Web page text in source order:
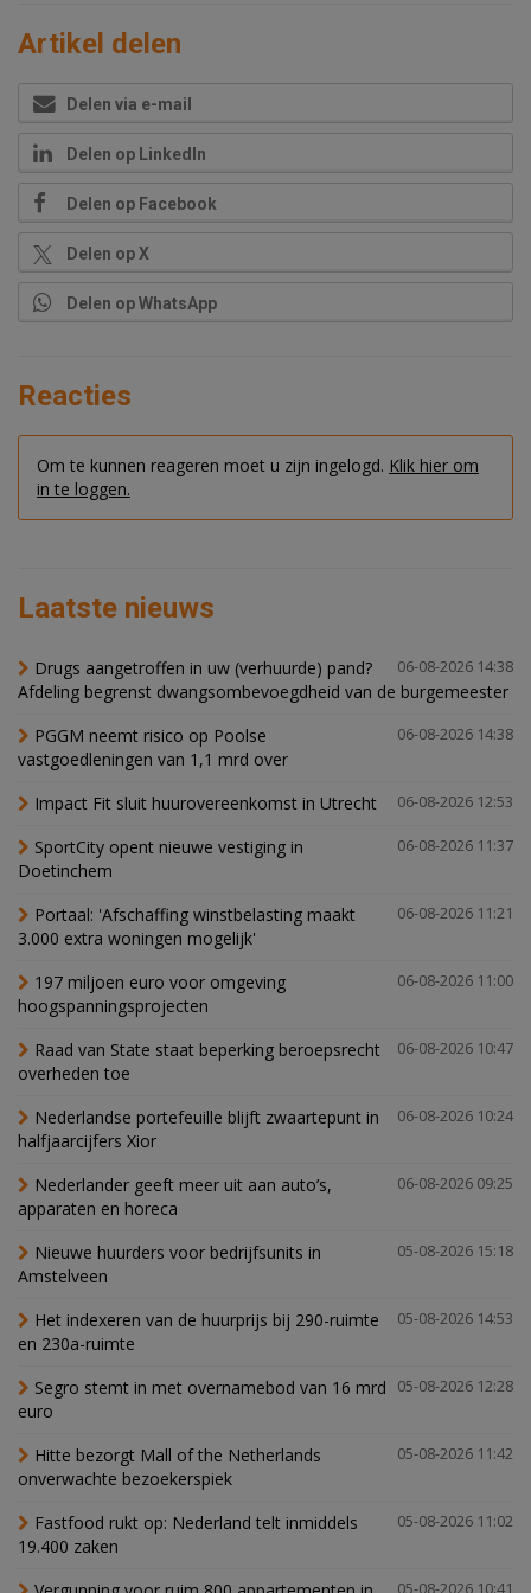
Artikel delen
Delen via e-mail
Delen op LinkedIn
Delen op Facebook
Delen op X
Delen op WhatsApp
Reacties
Om te kunnen reageren moet u zijn ingelogd. Klik hier om
in te loggen.
Laatste nieuws
06-08-2026 14:38
Drugs aangetroffen in uw (verhuurde) pand?
Afdeling begrenst dwangsombevoegdheid van de burgemeester
06-08-2026 14:38
PGGM neemt risico op Poolse
vastgoedleningen van 1,1 mrd over
06-08-2026 12:53
Impact Fit sluit huurovereenkomst in Utrecht
06-08-2026 11:37
SportCity opent nieuwe vestiging in
Doetinchem
06-08-2026 11:21
Portaal: 'Afschaffing winstbelasting maakt
3.000 extra woningen mogelijk'
06-08-2026 11:00
197 miljoen euro voor omgeving
hoogspanningsprojecten
06-08-2026 10:47
Raad van State staat beperking beroepsrecht
overheden toe
06-08-2026 10:24
Nederlandse portefeuille blijft zwaartepunt in
halfjaarcijfers Xior
06-08-2026 09:25
Nederlander geeft meer uit aan auto’s,
apparaten en horeca
05-08-2026 15:18
Nieuwe huurders voor bedrijfsunits in
Amstelveen
05-08-2026 14:53
Het indexeren van de huurprijs bij 290-ruimte
en 230a-ruimte
05-08-2026 12:28
Segro stemt in met overnamebod van 16 mrd
euro
05-08-2026 11:42
Hitte bezorgt Mall of the Netherlands
onverwachte bezoekerspiek
05-08-2026 11:02
Fastfood rukt op: Nederland telt inmiddels
19.400 zaken
05-08-2026 10:41